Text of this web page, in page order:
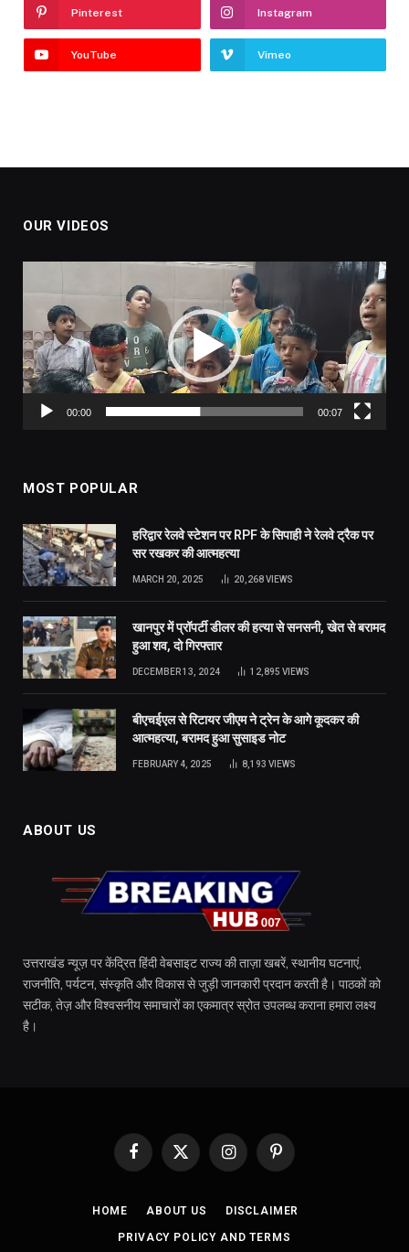
Pinterest Instagram
YouTube Vimeo
OUR VIDEOS
00:00 00:07
MOST POPULAR
हरिद्वार रेलवे स्टेशन पर RPF के सिपाही ने रेलवे ट्रैक पर
सर रखकर की आत्महत्या
MARCH 20, 2025 20,268VIEWS
खानपुर में प्रॉपर्टी डीलर की हत्या से सनसनी, खेत से बरामद
हुआ शव, दो गिरफ्तार
DECEMBER 13, 2024 12,895 VIEWS
बीएचईएल से रिटायर जीएम ने ट्रेन के आगे कूदकर की
आत्महत्या, बरामद हुआ सुसाइड नोट
FEBRUARY 4, 2025 8,193 VIEWS
ABOUT US
उत्तराखंड न्यूज़ पर केंद्रित हिंदी वेबसाइट राज्य की ताज़ा खबरें, स्थानीय घटनाएं,
राजनीति, पर्यटन, संस्कृति और विकास से जुड़ी जानकारी प्रदान करती है। पाठकों को
सटीक, तेज़ और विश्वसनीय समाचारों का एकमात्र स्रोत उपलब्ध कराना हमारा लक्ष्य
है।
Facebook
X
InstagramPinterest
HOME ABOUT US DISCLAIMER
PRIVACY POLICY AND TERMS